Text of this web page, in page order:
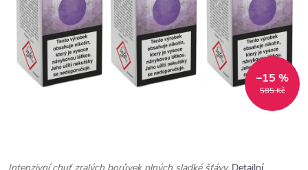
585 Kč
–15 %